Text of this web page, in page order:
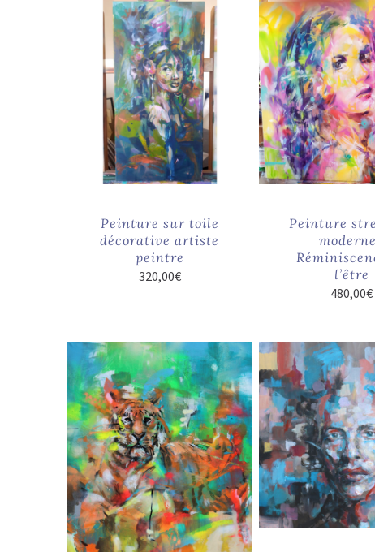
Peinture sur toile
décorative artiste
peintre
320,00€
Peinture
l’être
480,00€